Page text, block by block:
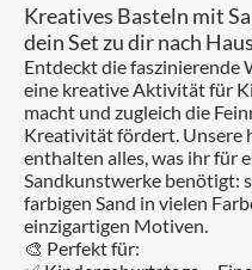
Kreatives Basteln mit
dein Set zu dir nach
Entdeckt die faszinierende
eine kreative Aktivität für
macht und zugleich die
Kreativität fördert. Unsere
enthalten alles, was ihr für
Sandkunstwerke benötigt:
farbigen Sand in vielen
einzigartigen Motiven.
🎨 Perfekt für: